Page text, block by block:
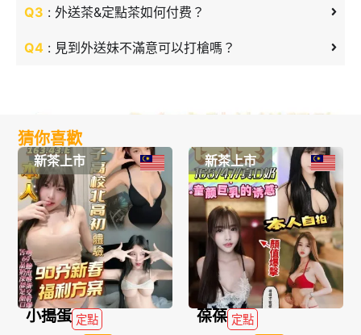
Q3 : 外送茶&定點茶如何付费？
Q4 : 見到外送妹不滿意可以打槍嗎？
猜你喜歡
新茶上市
小搗蛋 定點
新茶上市
葆葆 定點